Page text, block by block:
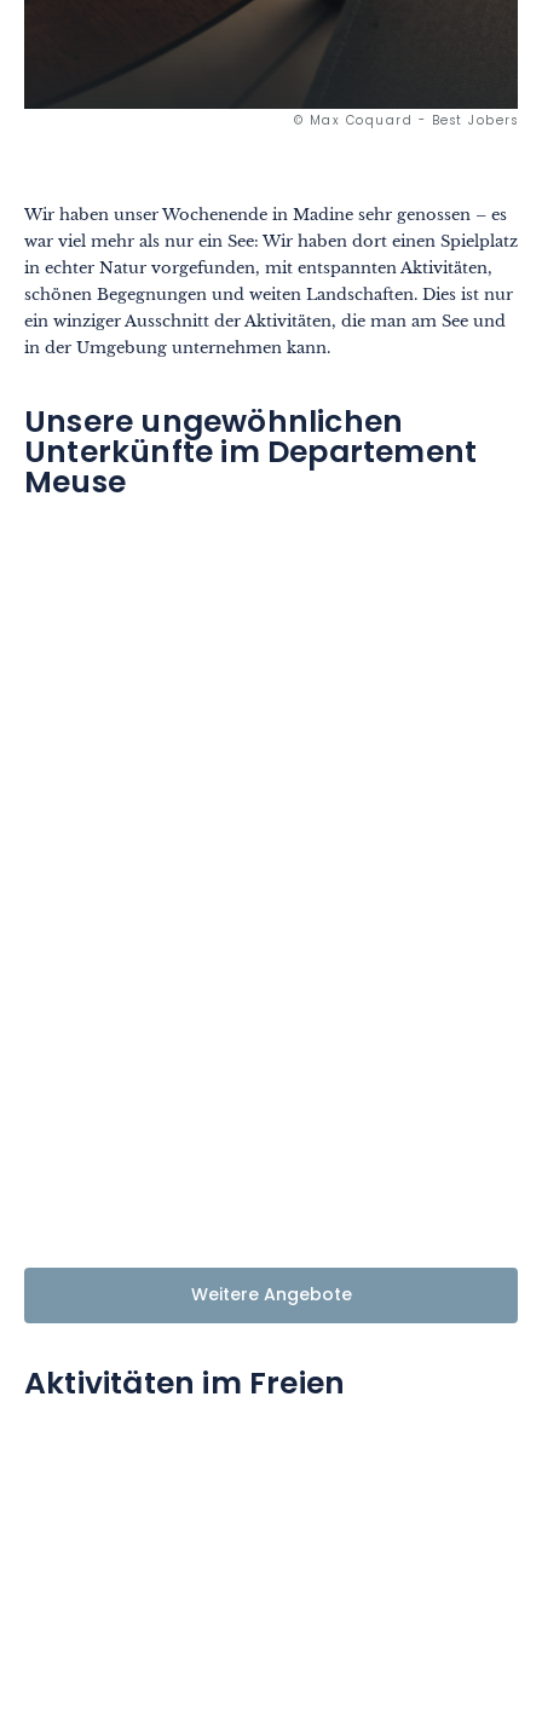
© Max Coquard - Best Jobers
Wir haben unser Wochenende in Madine sehr genossen – es
war viel mehr als nur ein See: Wir haben dort einen Spielplatz
in echter Natur vorgefunden, mit entspannten Aktivitäten,
schönen Begegnungen und weiten Landschaften. Dies ist nur
ein winziger Ausschnitt der Aktivitäten, die man am See und
in der Umgebung unternehmen kann.
Unsere ungewöhnlichen
Unterkünfte im Departement
Meuse
Weitere Angebote
Aktivitäten im Freien